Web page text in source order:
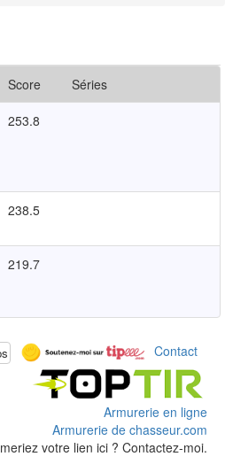
Score Séries
253.8
238.5
219.7
Contact
Armurerie en ligne
Armurerie de chasseur.com
votre lien ici ? Contactez-moi.